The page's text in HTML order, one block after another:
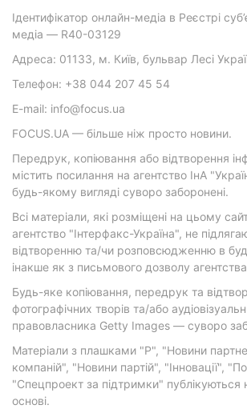
Ідентифікатор онлайн-медіа в Реєстрі
медіа — R40-03129
Адреса: 01133, м. Київ, бульвар Лесі
Телефон: +38 044 207 45 54
E-mail: info@focus.ua
FOCUS.UA — більше ніж просто новини.
Передрук, копіювання або відтворення
містить посилання на агентство ІнА
будь-якому вигляді суворо заборонені.
Всі матеріали, які розміщені на цьому
агентство "Інтерфакс-Україна", не
відтворенню та/чи розповсюдженню в
інакше як з письмового дозволу
Будь-яке копіювання, передрук та
фотографічних творів та/або
правовласника Getty Images — суворо
Матеріали з плашками "Р", "Новини
компаній", "Новини партій", "Інновації",
"Спецпроект за підтримки" публікуються
основі.